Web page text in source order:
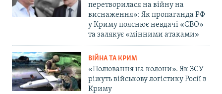
перетворилася на війну на
виснаження»: Як пропаганда РФ
у Криму пояснює невдачі «СВО»
та залякує «мінними атаками»
ВІЙНА ТА КРИМ
«Полювання на колони». Як ЗСУ
ріжуть військову логістику Росії в
Криму